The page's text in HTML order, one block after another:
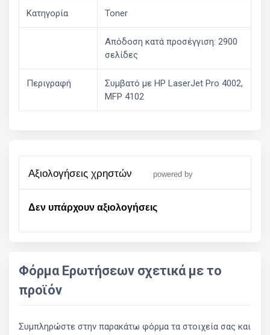
Κατηγορία Toner
Απόδοση κατά προσέγγιση: 2900
σελίδες
Περιγραφή
Συμβατό με HP LaserJet Pro 4002,
MFP 4102
αξιολογήσεις χρηστών powered by
Δεν υπάρχουν αξιολογήσεις
Φόρμα Ερωτήσεων σχετικά με το
προϊόν
Συμπληρώστε στην παρακάτω φόρμα τα στοιχεία σας και